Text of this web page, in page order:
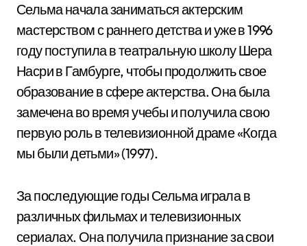
Сельма начала заниматься актерским
мастерством с раннего детства и уже в 1996
году поступила в театральную школу Шера
Насри в Гамбурге, чтобы продолжить свое
образование в сфере актерства. Она была
замечена во время учебы и получила свою
первую роль в телевизионной драме «Когда
мы были детьми» (1997).
За последующие годы Сельма играла в
различных фильмах и телевизионных
сериалах. Она получила признание за свои